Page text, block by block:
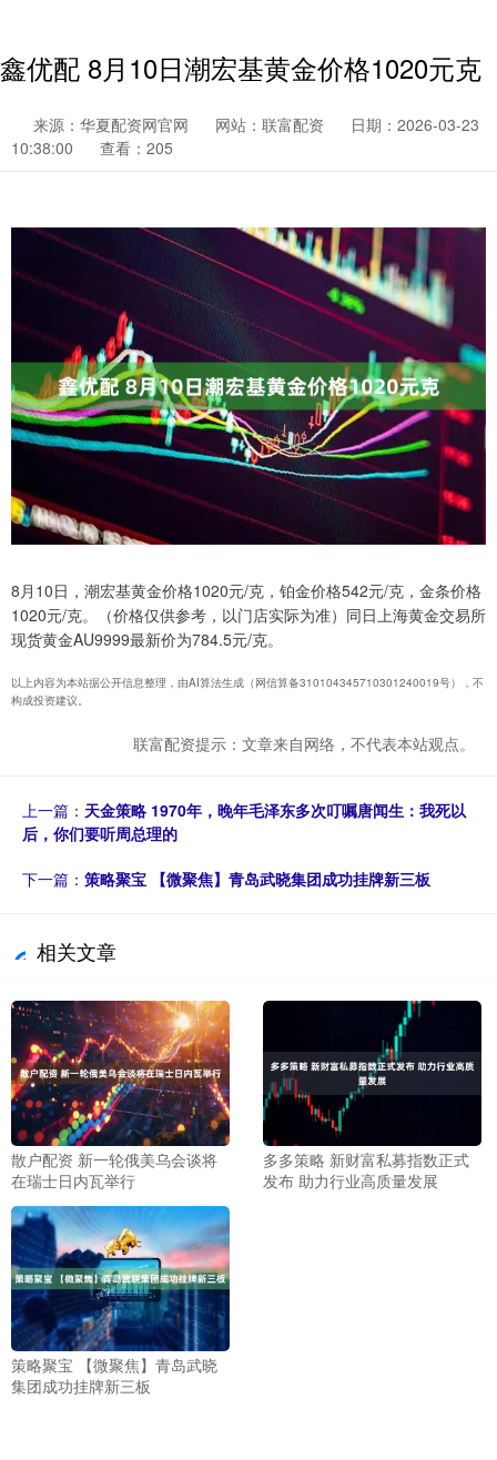
鑫优配 8月10日潮宏基黄金价格1020元克
来源：华夏配资网官网 网站：联富配资
日期：2026-03-23
10:38:00
查看：205
8月10日，潮宏基黄金价格1020元/克，铂金价格542元/克，金条价格
1020元/克。（价格仅供参考，以门店实际为准）同日上海黄金交易所
现货黄金AU9999最新价为784.5元/克。
以上内容为本站据公开信息整理，由AI算法生成（网信算备310104345710301240019号），不
构成投资建议。
联富配资提示：文章来自网络，不代表本站观点。
上一篇： 天金策略 1970年，晚年毛泽东多次叮嘱唐闻生：我死以
后，你们要听周总理的
下一篇： 策略聚宝 【微聚焦】青岛武晓集团成功挂牌新三板
相关文章
散户配资 新一轮俄美乌会谈将
在瑞士日内瓦举行
多多策略 新财富私募指数正式
发布 助力行业高质量发展
策略聚宝 【微聚焦】青岛武晓
集团成功挂牌新三板